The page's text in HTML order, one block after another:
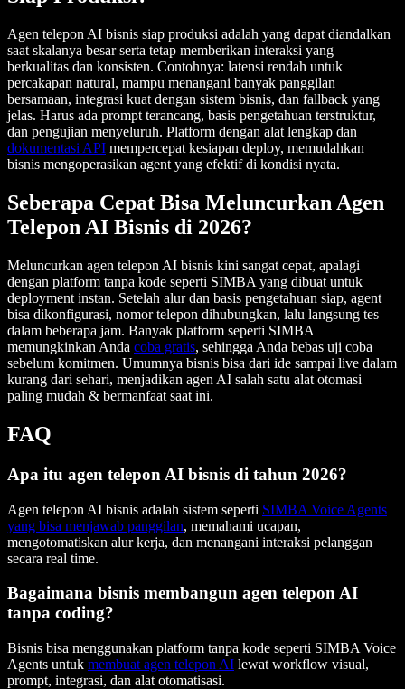
Agen telepon AI bisnis siap produksi adalah yang dapat diandalkan
saat skalanya besar serta tetap memberikan interaksi yang
berkualitas dan konsisten. Contohnya: latensi rendah untuk
percakapan natural, mampu menangani banyak panggilan
bersamaan, integrasi kuat dengan sistem bisnis, dan fallback yang
jelas. Harus ada prompt terancang, basis pengetahuan terstruktur,
dan pengujian menyeluruh. Platform dengan alat lengkap dan
dokumentasi API mempercepat kesiapan deploy, memudahkan
bisnis mengoperasikan agent yang efektif di kondisi nyata.
Seberapa Cepat Bisa Meluncurkan Agen
Telepon AI Bisnis di 2026?
Meluncurkan agen telepon AI bisnis kini sangat cepat, apalagi
dengan platform tanpa kode seperti SIMBA yang dibuat untuk
deployment instan. Setelah alur dan basis pengetahuan siap, agent
bisa dikonfigurasi, nomor telepon dihubungkan, lalu langsung tes
dalam beberapa jam. Banyak platform seperti SIMBA
memungkinkan Anda coba gratis, sehingga Anda bebas uji coba
sebelum komitmen. Umumnya bisnis bisa dari ide sampai live dalam
kurang dari sehari, menjadikan agen AI salah satu alat otomasi
paling mudah & bermanfaat saat ini.
FAQ
Apa itu agen telepon AI bisnis di tahun 2026?
Agen telepon AI bisnis adalah sistem seperti SIMBA Voice Agents
yang bisa menjawab panggilan, memahami ucapan,
mengotomatiskan alur kerja, dan menangani interaksi pelanggan
secara real time.
Bagaimana bisnis membangun agen telepon AI
tanpa coding?
Bisnis bisa menggunakan platform tanpa kode seperti SIMBA Voice
Agents untuk membuat agen telepon AI lewat workflow visual,
prompt, integrasi, dan alat otomatisasi.